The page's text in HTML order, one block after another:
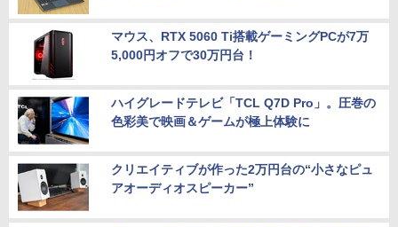
マウス、RTX 5060 Ti搭載ゲーミングPCが7万
5,000円オフで30万円台！
ハイグレードテレビ「TCL Q7D Pro」。圧巻の
色彩美で映画＆ゲームが極上体験に
クリエイティブが作った2万円台の“小さなピュ
アオーディオスピーカー”